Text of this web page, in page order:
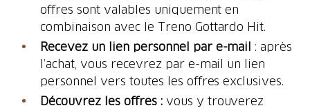
offres sont valables uniquement en
combinaison avec le Treno Gottardo Hit.
Recevez un lien personnel par e-mail : après
l’achat, vous recevrez par e-mail un lien
personnel vers toutes les offres exclusives.
Découvrez les offres : vous y trouverez